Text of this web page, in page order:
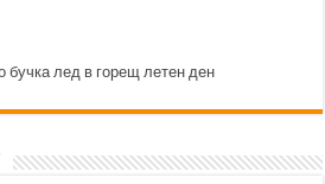
бучка лед в горещ летен ден